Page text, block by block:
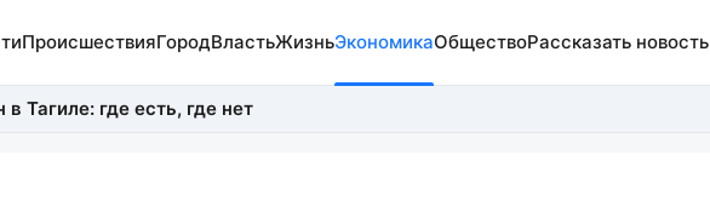
ПроисшествияГородВластьЖизньЭкономикаОбществоРассказать новость
в Тагиле: где есть, где нет